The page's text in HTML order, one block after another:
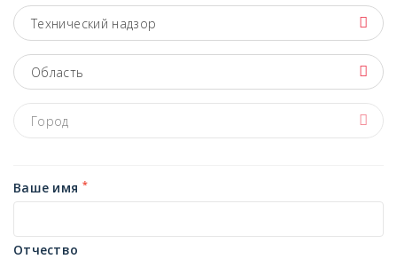
Технический надзор
Область
Город
Ваше имя *
Отчество